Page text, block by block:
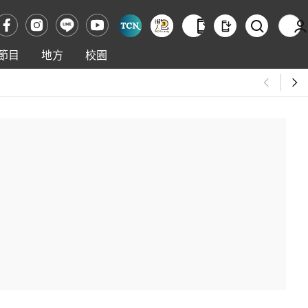
目 地方 校園